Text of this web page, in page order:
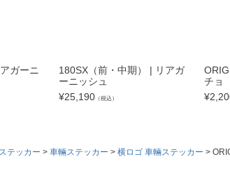
ガーニ
180SX（前・中期） | リアガ
ーニッシュ
¥25,190 （税込）
チョ
¥
ステッカー 車輛ステッカー 横ロゴ 車輛ステッカー